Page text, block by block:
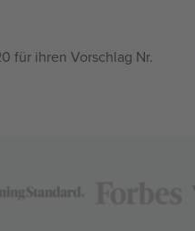
für ihren Vorschlag Nr.